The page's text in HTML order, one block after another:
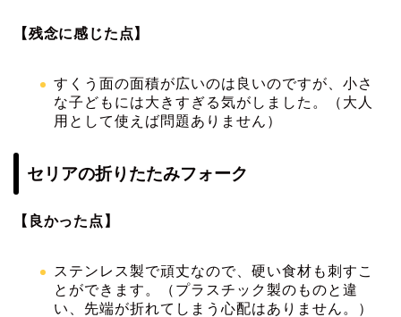
【残念に感じた点】
すくう面の面積が広いのは良いのですが、小さ
な子どもには大きすぎる気がしました。（大人
用として使えば問題ありません）
セリアの折りたたみフォーク
【良かった点】
ステンレス製で頑丈なので、硬い食材も刺すこ
とができます。（プラスチック製のものと違
い、先端が折れてしまう心配はありません。）